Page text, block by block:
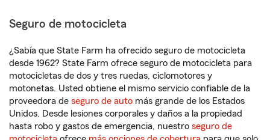
Seguro de motocicleta
¿Sabía que State Farm ha ofrecido seguro de motocicleta
desde 1962? State Farm ofrece seguro de motocicleta para
motocicletas de dos y tres ruedas, ciclomotores y
motonetas. Usted obtiene el mismo servicio confiable de la
proveedora de seguro de auto más grande de los Estados
Unidos. Desde lesiones corporales y daños a la propiedad
hasta robo y gastos de emergencia, nuestro seguro de